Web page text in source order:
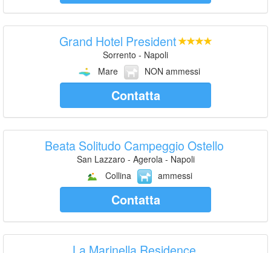
Grand Hotel President
Sorrento - Napoli
Mare
NON ammessi
Contatta
Beata Solitudo Campeggio Ostello
San Lazzaro - Agerola - Napoli
Collina
ammessi
Contatta